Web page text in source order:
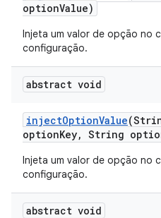
optionValue)
Injeta um valor de opção no
configuração.
abstract void
injectOptionValue
optionKey, String
Injeta um valor de opção no
configuração.
abstract void